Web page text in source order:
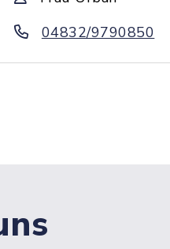
04832/9790850